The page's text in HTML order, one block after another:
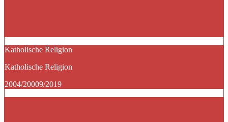
Katholische Religion
Katholische Religion
2004/20009/2019